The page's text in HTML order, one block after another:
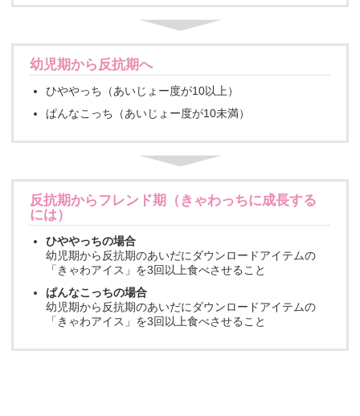
幼児期から反抗期へ
ひややっち（あいじょー度が10以上）
ぱんなこっち（あいじょー度が10未満）
反抗期からフレンド期（きゃわっちに成長する
には）
ひややっちの場合
幼児期から反抗期のあいだにダウンロードアイテムの
「きゃわアイス」を3回以上食べさせること
ぱんなこっちの場合
幼児期から反抗期のあいだにダウンロードアイテムの
「きゃわアイス」を3回以上食べさせること